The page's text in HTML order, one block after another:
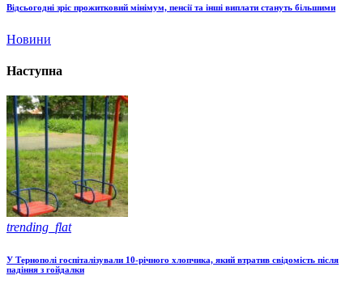
Відсьогодні зріс прожитковий мінімум, пенсії та інші виплати стануть більшими
Новини
Наступна
trending_flat
У Тернополі госпіталізували 10-річного хлопчика, який втратив свідомість після
падіння з гойдалки